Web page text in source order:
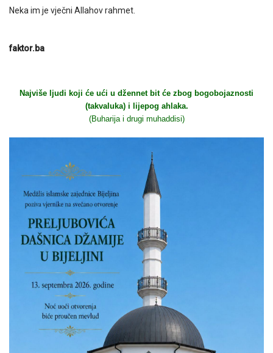
Neka im je vječni Allahov rahmet.
faktor.ba
Najviše ljudi koji će ući u džennet bit će zbog bogobojaznosti
(takvaluka) i lijepog ahlaka.
(Buharija i drugi muhaddisi)